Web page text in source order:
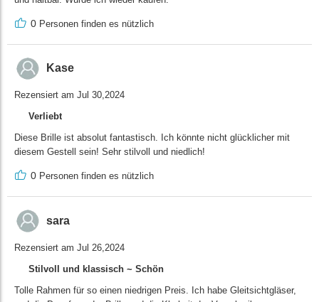
0 Personen finden es nützlich
Kase
Rezensiert am Jul 30,2024
Verliebt
Diese Brille ist absolut fantastisch. Ich könnte nicht glücklicher mit
diesem Gestell sein! Sehr stilvoll und niedlich!
0 Personen finden es nützlich
sara
Rezensiert am Jul 26,2024
Stilvoll und klassisch ~ Schön
Tolle Rahmen für so einen niedrigen Preis. Ich habe Gleitsichtgläser,